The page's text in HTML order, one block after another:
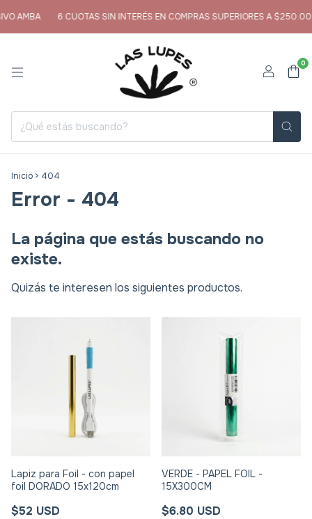
AMBA 6 CUOTAS SIN INTERÉS EN COMPRAS SUPERIORES A
0
Inicio > 404
Error - 404
La página que estás buscando no
existe.
Quizás te interesen los siguientes productos.
Lapiz para Foil - con papel
foil DORADO 15x120cm
$52 USD
VERDE - PAPEL FOIL -
15X300CM
$6.80 USD